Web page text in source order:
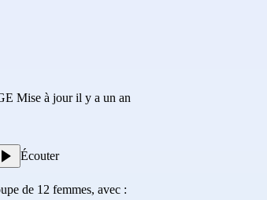
Mise à jour il y a un an
Écouter
de 12 femmes, avec :